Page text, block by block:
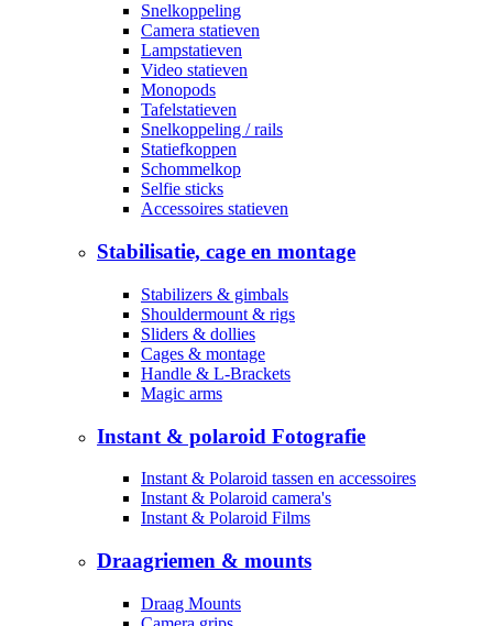
Snelkoppeling
Camera statieven
Lampstatieven
Video statieven
Monopods
Tafelstatieven
Snelkoppeling / rails
Statiefkoppen
Schommelkop
Selfie sticks
Accessoires statieven
Stabilisatie, cage en montage
Stabilizers & gimbals
Shouldermount & rigs
Sliders & dollies
Cages & montage
Handle & L-Brackets
Magic arms
Instant & polaroid Fotografie
Instant & Polaroid tassen en accessoires
Instant & Polaroid camera's
Instant & Polaroid Films
Draagriemen & mounts
Draag Mounts